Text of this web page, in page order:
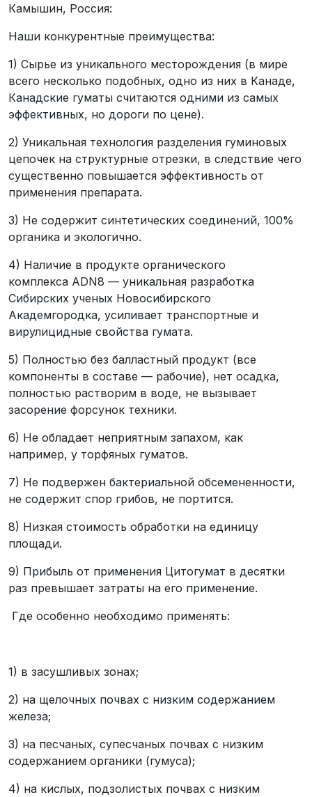
Камышин, Россия:
Наши конкурентные преимущества:
1) Сырье из уникального месторождения (в мире
всего несколько подобных, одно из них в Канаде,
Канадские гуматы считаются одними из самых
эффективных, но дороги по цене).
2) Уникальная технология разделения гуминовых
цепочек на структурные отрезки, в следствие чего
существенно повышается эффективность от
применения препарата.
3) Не содержит синтетических соединений, 100%
органика и экологично.
4) Наличие в продукте органического
комплекса ADN8 — уникальная разработка
Сибирских ученых Новосибирского
Академгородка, усиливает транспортные и
вирулицидные свойства гумата.
5) Полностью без балластный продукт (все
компоненты в составе — рабочие), нет осадка,
полностью растворим в воде, не вызывает
засорение форсунок техники.
6) Не обладает неприятным запахом, как
например, у торфяных гуматов.
7) Не подвержен бактериальной обсемененности,
не содержит спор грибов, не портится.
8) Низкая стоимость обработки на единицу
площади.
9) Прибыль от применения Цитогумат в десятки
раз превышает затраты на его применение.
Где особенно необходимо применять:
1) в засушливых зонах;
2) на щелочных почвах с низким содержанием
железа;
3) на песчаных, супесчаных почвах с низким
содержанием органики (гумуса);
4) на кислых, подзолистых почвах с низким